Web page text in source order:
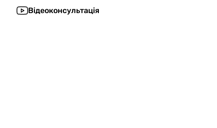
Відеоконсультація